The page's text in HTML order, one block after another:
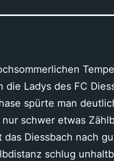
Ladys des FC
spürte man
schwer etwas
Diessbach nach
schlug